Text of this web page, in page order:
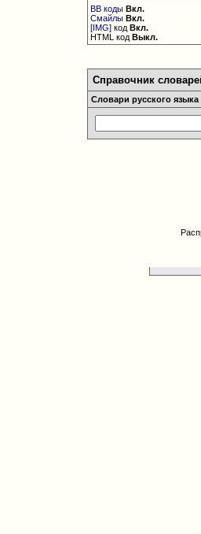
BB коды Вкл.
Смайлы Вкл.
[IMG] кодВкл.
HTML кодВыкл.
Справочник
Словари русского